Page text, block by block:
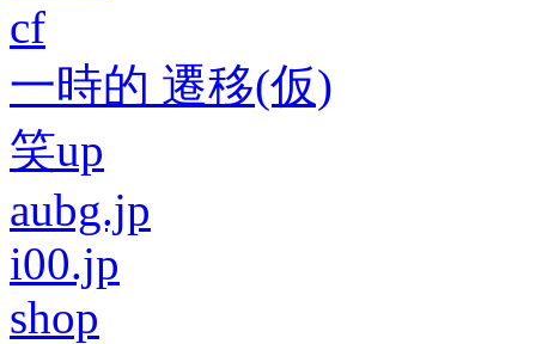
cf
一時的 遷移(仮)
笑up
aubg.jp
i00.jp
shop